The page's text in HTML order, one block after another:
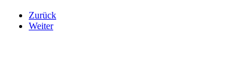
Zurück
Weiter